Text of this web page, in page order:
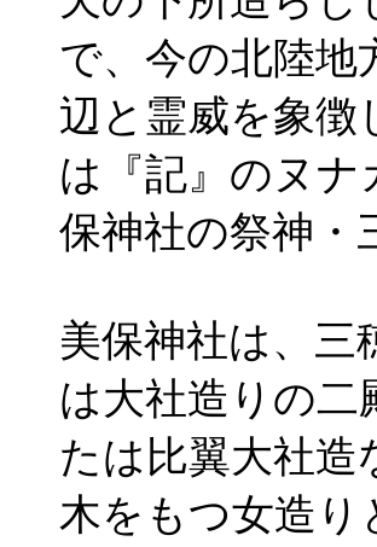
で、今の北陸地
辺と霊威を象徴
は『記』のヌナ
保神社の祭神・
美保神社は、三
は大社造りの二
たは比翼大社造
木をもつ女造り